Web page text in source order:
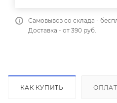
Самовывоз со склада -
Доставка - от 390 руб.
КАК КУПИТЬ